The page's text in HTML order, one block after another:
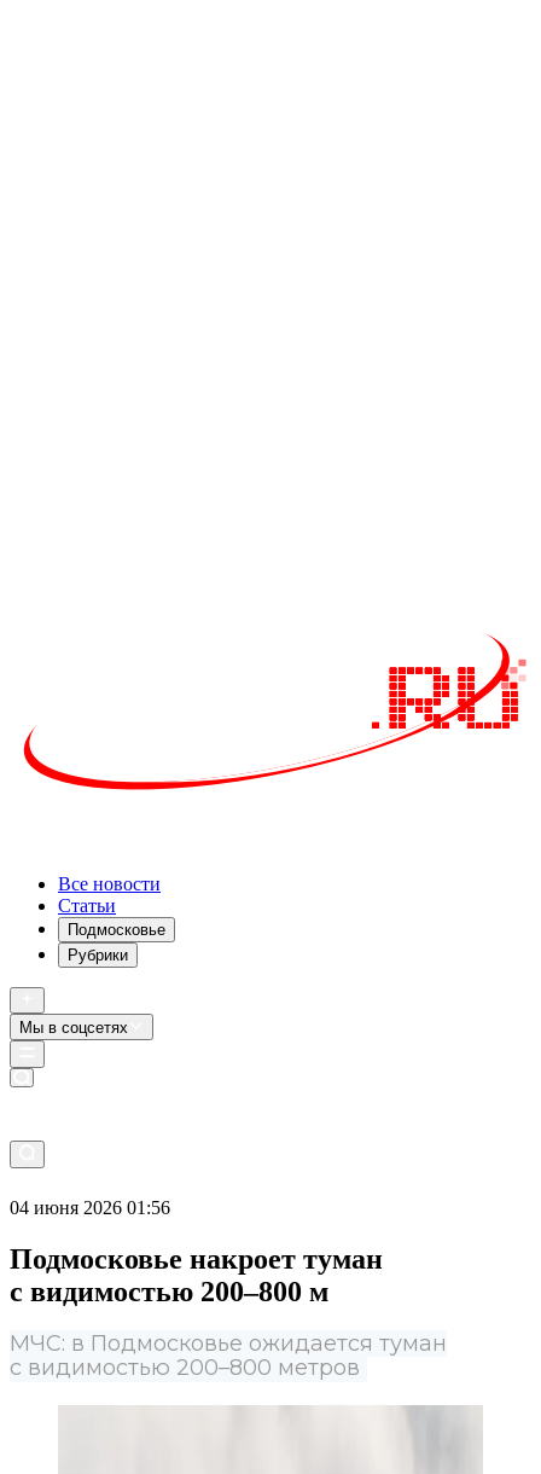
Все новости
Статьи
Подмосковье
Рубрики
Мы в соцсетях
04 июня 2026 01:56
Подмосковье накроет туман
с видимостью 200–800 м
МЧС: в Подмосковье ожидается туман
с видимостью 200–800 метров